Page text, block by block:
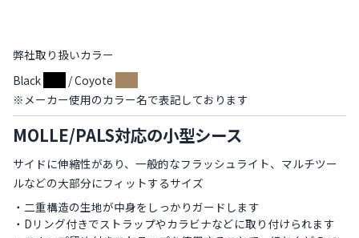
弊社取り扱いカラー
Black
/ Coyote
※メーカー使用のカラー名で表記しております
MOLLE/PALS対応の小型シース
サイドに伸縮性があり、一般的なフラッシュライト、マルチツー
ルなどの大部分にフィットするサイズ
・二重構造の生地が中身をしっかりガードします
・Dリング付きでストラップやカラビナなどに取り付けられます